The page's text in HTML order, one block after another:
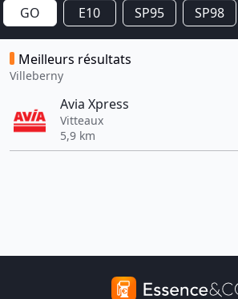
GO E10 SP95 SP98
Meilleurs résultats
Villeberny
Avia Xpress
Vitteaux
5,9 km